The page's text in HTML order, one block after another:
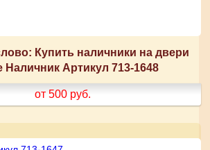
Купить наличники на двери
Наличник Артикул 713-1648
от 500 руб.